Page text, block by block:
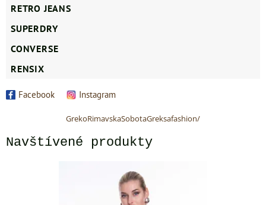
RETRO JEANS
SUPERDRY
CONVERSE
RENSIX
Facebook Instagram
GrekoRimavskaSobotaGreksafashion/
Navštívené produkty